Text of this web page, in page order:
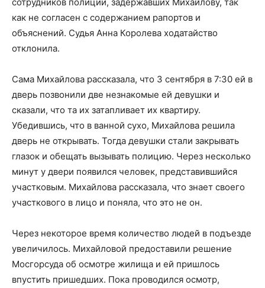
как не согласен с содержанием рапортов и
объяснений. Судья Анна Королева ходатайство
отклонила.
Сама Михайлова рассказала, что 3 сентября в 7:30 ей в
дверь позвонили две незнакомые ей девушки и
сказали, что та их затапливает их квартиру.
Убедившись, что в ванной сухо, Михайлова решила
дверь не открывать. Тогда девушки стали закрывать
глазок и обещать вызывать полицию. Через несколько
минут у двери появился человек, представившийся
участковым. Михайлова рассказала, что знает своего
участкового в лицо и поняла, что это не он.
Через некоторое время количество людей в подъезде
увеличилось. Михайловой предоставили решение
Мосгорсуда об осмотре жилища и ей пришлось
впустить пришедших. Пока проводился осмотр,